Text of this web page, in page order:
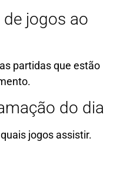
de jogos ao
partidas que estão
do dia
jogos assistir.